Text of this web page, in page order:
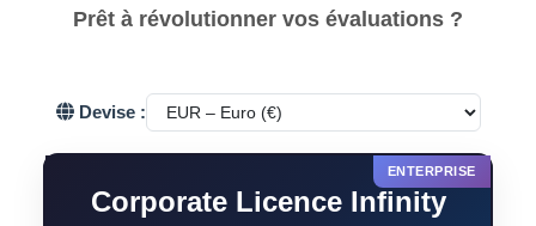
Prêt à révolutionner vos évaluations ?
Devise :
Corporate Licence Infinity